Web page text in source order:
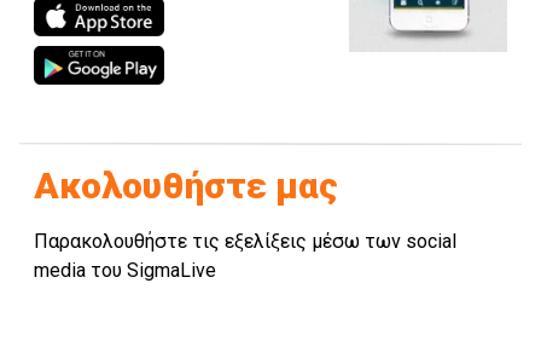
Ακολουθήστε μας
Παρακολουθήστε τις εξελίξεις μέσω των social
media του SigmaLive